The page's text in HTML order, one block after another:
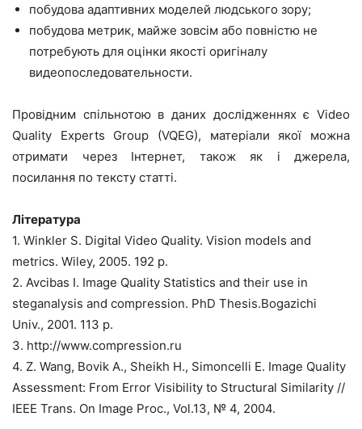
побудова адаптивних моделей людського зору;
побудова метрик, майже зовсім або повністю не
потребують для оцінки якості оригіналу
видеопоследовательности.
Провідним спільнотою в даних дослідженнях є Video
Quality Experts Group (VQEG), матеріали якої можна
отримати через Інтернет, також як і джерела,
посилання по тексту статті.
Література
1. Winkler S. Digital Video Quality. Vision models and
metrics. Wiley, 2005. 192 p.
2. Avcibas I. Image Quality Statistics and their use in
steganalysis and compression. PhD Thesis.Bogazichi
Univ., 2001. 113 p.
3. http://www.compression.ru
4. Z. Wang, Bovik A., Sheikh H., Simoncelli E. Image Quality
Assessment: From Error Visibility to Structural Similarity //
IEEE Trans. On Image Proc., Vol.13, № 4, 2004.